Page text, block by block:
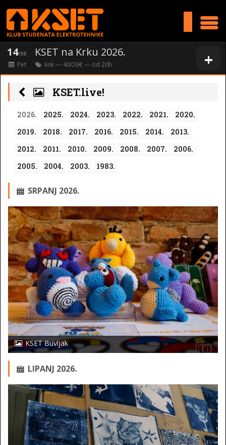
+
14/08 KSET na Krku 2026.
Pet knk— 40/26€ — od 20h
2026. 2025. 2024. 2023. 2022. 2021.
2020.
2019.
2018. 2017. 2016. 2015. 2014.
2013.
2012.
2011. 2010. 2009. 2008. 2007.
2006.
2005.
2004. 2003. 1983.
KSET.live!
SRPANJ 2026.
KSET Buvljak
LIPANJ 2026.